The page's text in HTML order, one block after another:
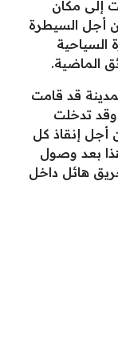
وصلت إلى مكان
أجل السيطرة
السياحية
الماضية.
قد قامت
وقد تدخلت
أجل إنقاذ كل
بعد وصول
حريق هائل داخل